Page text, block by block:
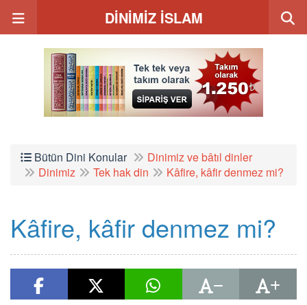
DİNİMİZ İSLAM
Bütün Dini Konular
Dinimiz ve bâtıl dinler
Dinimiz
Tek hak din Kâfire, kâfir denmez mi?
Kâfire, kâfir denmez mi?